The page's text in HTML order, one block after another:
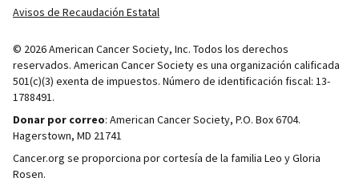
Avisos de Recaudación Estatal
© 2026 American Cancer Society, Inc. Todos los derechos
reservados. American Cancer Society es una organización calificada
501(c)(3) exenta de impuestos. Número de identificación fiscal: 13-
1788491.
Donar por correo: American Cancer Society, P.O. Box 6704.
Hagerstown, MD 21741
Cancer.org se proporciona por cortesía de la familia Leo y Gloria
Rosen.